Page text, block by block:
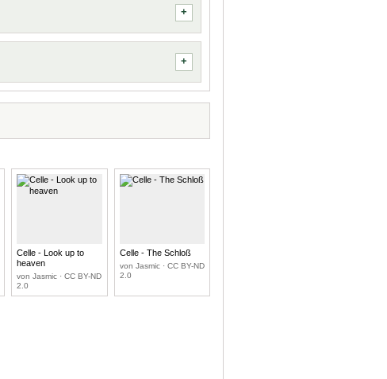
Celle - Look up to
heaven
von Jasmic · CC BY-ND
2.0
Celle - The Schloß
von Jasmic · CC BY-ND
2.0